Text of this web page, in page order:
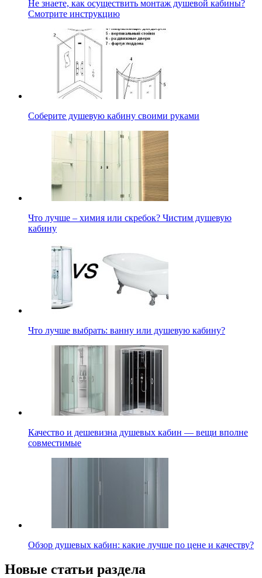
Не знаете, как осуществить монтаж душевой кабины?
Смотрите инструкцию
Соберите душевую кабину своими руками
Что лучше – химия или скребок? Чистим душевую
кабину
Что лучше выбрать: ванну или душевую кабину?
Качество и дешевизна душевых кабин — вещи вполне
совместимые
Обзор душевых кабин: какие лучше по цене и качеству?
Новые статьи раздела